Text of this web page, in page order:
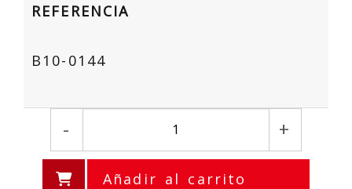
REFERENCIA
B10-0144
- +
Añadir al carrito